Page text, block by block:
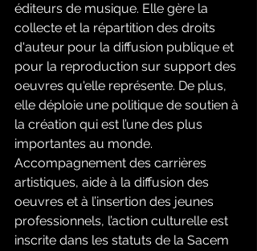
éditeurs de musique. Elle gère la
collecte et la répartition des droits
d'auteur pour la diffusion publique et
pour la reproduction sur support des
oeuvres qu'elle représente. De plus,
elle déploie une politique de soutien à
la création qui est l’une des plus
importantes au monde.
Accompagnement des carrières
artistiques, aide à la diffusion des
oeuvres et à l’insertion des jeunes
professionnels, l’action culturelle est
inscrite dans les statuts de la Sacem